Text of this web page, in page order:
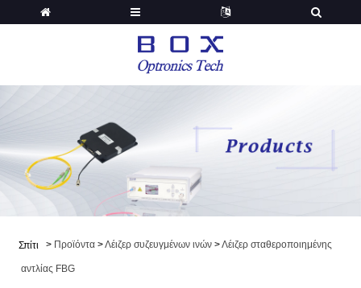
Σπίτι > Προϊόντα >Λέιζερ συζευγμένων ινών >Λέιζερ σταθεροποιημένης
αντλίας FBG